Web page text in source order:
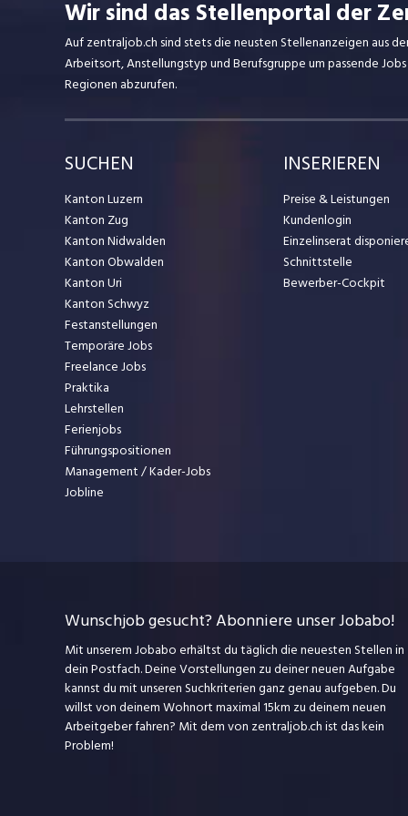
Wir sind das Stellenportal der
Auf zentraljob.ch sind stets die neusten Stellenanzeigen aus
Arbeitsort, Anstellungstyp und Berufsgruppe um passende
Regionen abzurufen.
SUCHEN
Kanton Luzern
Kanton Zug
Kanton Nidwalden
Kanton Obwalden
Kanton Uri
Kanton Schwyz
Festanstellungen
Temporäre Jobs
Freelance Jobs
Praktika
Lehrstellen
Ferienjobs
Führungspositionen
Management / Kader-Jobs
Jobline
INSERIEREN
Preise & Leistungen
Kundenlogin
Einzelinserat
Schnittstelle
Bewerber-Cockpit
Wunschjob gesucht? Abonniere unser Jobabo!
Mit unserem Jobabo erhältst du täglich die neuesten Stellen in
dein Postfach. Deine Vorstellungen zu deiner neuen Aufgabe
kannst du mit unseren Suchkriterien ganz genau aufgeben. Du
willst von deinem Wohnort maximal 15km zu deinem neuen
Arbeitgeber fahren? Mit demvon zentraljob.ch ist das kein
Problem!